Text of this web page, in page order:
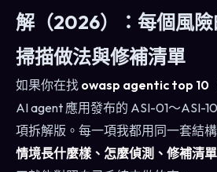
解（2026）：每個風險
掃描做法與修補清單
如果你在找 owasp agentic top 10
AI agent 應用發布的 ASI-01～ASI-
項拆解版。每一項我都用同一套結構
情境長什麼樣、怎麼偵測、修補清單